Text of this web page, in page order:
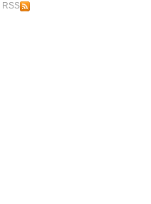
RSS